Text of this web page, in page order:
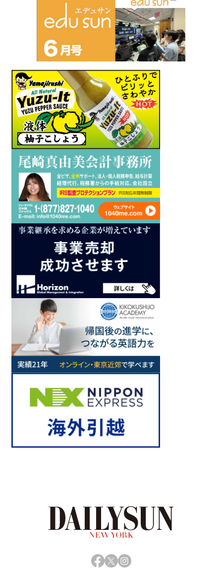
Facebook
X Instagram